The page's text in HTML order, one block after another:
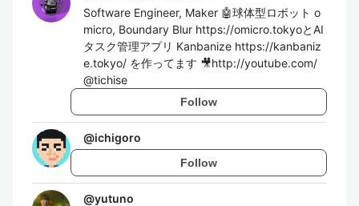
Software Engineer, Maker 🤖球体型ロボット o
micro, Boundary Blur https://omicro.tokyoとAI
タスク管理アプリ Kanbanize https://kanbaniz
e.tokyo/ を作ってます 🎥http://youtube.com/
@tichise
Follow
@ichigoro
Follow
@yutuno